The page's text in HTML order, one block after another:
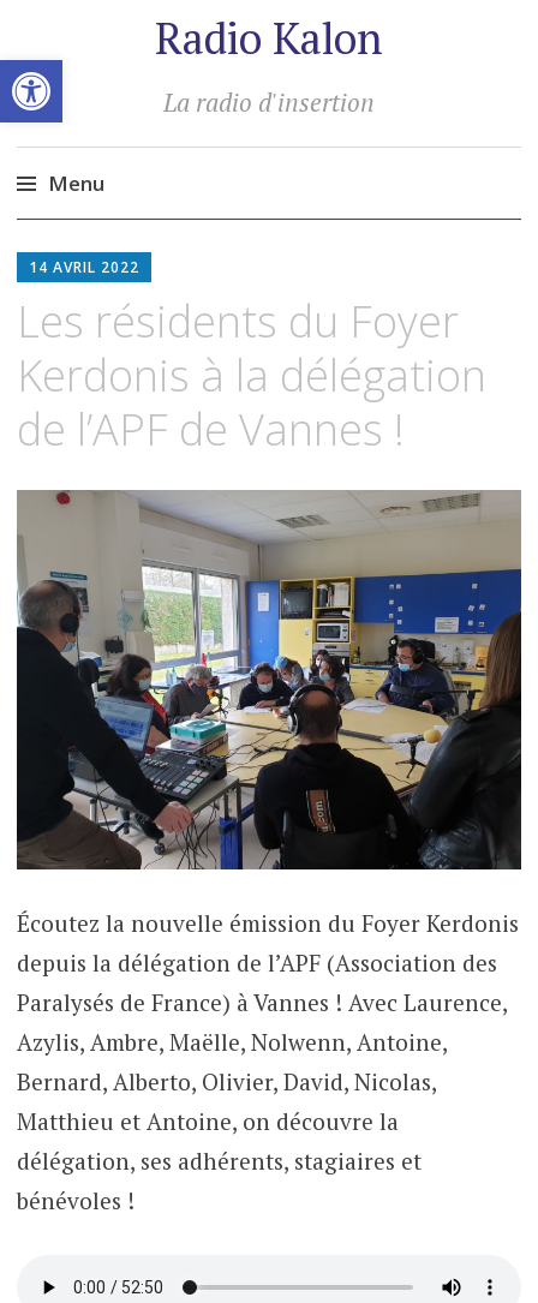
Ouvrir la barre d’outils
Radio Kalon
La radio d'insertion
Menu
au
principal
14 AVRIL 2022
Les résidents du Foyer
Kerdonis à la délégation
de l’APF de Vannes !
Écoutez la nouvelle émission du Foyer Kerdonis
depuis la délégation de l’APF (Association des
Paralysés de France) à Vannes ! Avec Laurence,
Azylis, Ambre, Maëlle, Nolwenn, Antoine,
Bernard, Alberto, Olivier, David, Nicolas,
Matthieu et Antoine, on découvre la
délégation, ses adhérents, stagiaires et
bénévoles !